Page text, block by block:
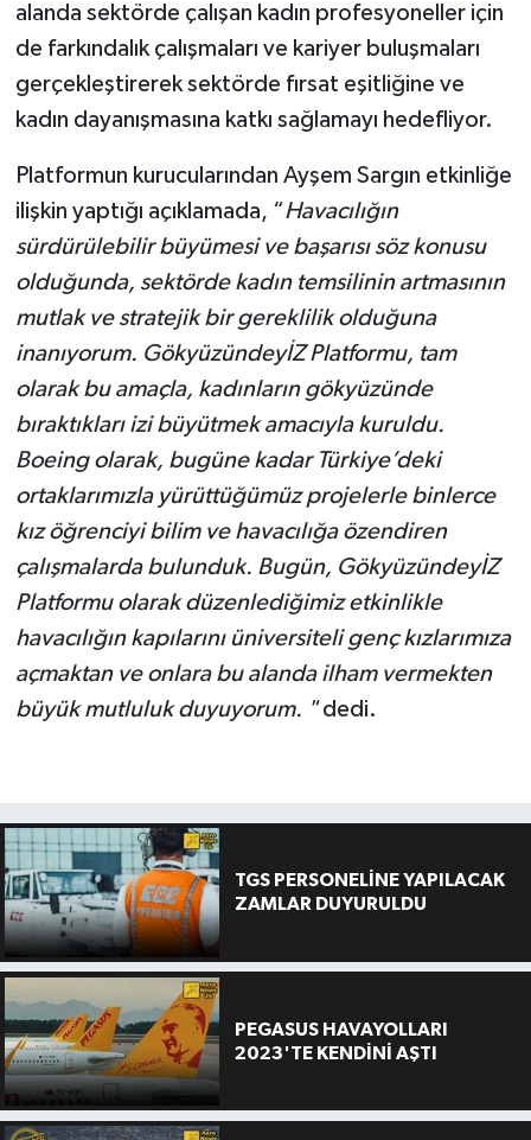
alanda sektörde çalışan kadın profesyoneller için
de farkındalık çalışmaları ve kariyer buluşmaları
gerçekleştirerek sektörde fırsat eşitliğine ve
kadın dayanışmasına katkı sağlamayı hedefliyor.
Platformun kurucularından Ayşem Sargın etkinliğe
ilişkin yaptığı açıklamada, “Havacılığın
sürdürülebilir büyümesi ve başarısı söz konusu
olduğunda, sektörde kadın temsilinin artmasının
mutlak ve stratejik bir gereklilik olduğuna
inanıyorum. GökyüzündeyİZ Platformu, tam
olarak bu amaçla, kadınların gökyüzünde
bıraktıkları izi büyütmek amacıyla kuruldu.
Boeing olarak, bugüne kadar Türkiye’deki
ortaklarımızla yürüttüğümüz projelerle binlerce
kız öğrenciyi bilim ve havacılığa özendiren
çalışmalarda bulunduk. Bugün, GökyüzündeyİZ
Platformu olarak düzenlediğimiz etkinlikle
havacılığın kapılarını üniversiteli genç kızlarımıza
açmaktan ve onlara bu alanda ilham vermekten
büyük mutluluk duyuyorum. " dedi.
TGS PERSONELİNE YAPILACAK
ZAMLAR DUYURULDU
PEGASUS HAVAYOLLARI
2023'TE KENDİNİ AŞTI